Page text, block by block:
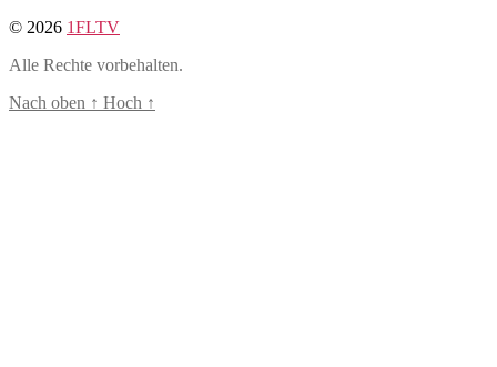
© 2026 1FLTV
Alle Rechte vorbehalten.
Nach oben ↑ Hoch ↑